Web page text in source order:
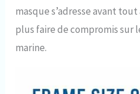
masque s’adresse avant
plus faire de compromis sur
marine.